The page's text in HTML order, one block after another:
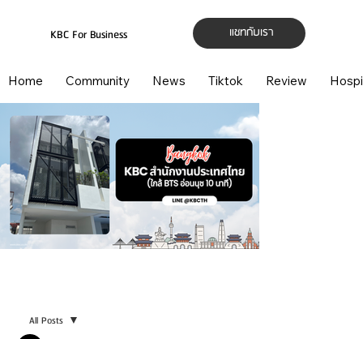
แชทกับเรา
KBC For Business
Home Community News Tiktok Review
All Posts